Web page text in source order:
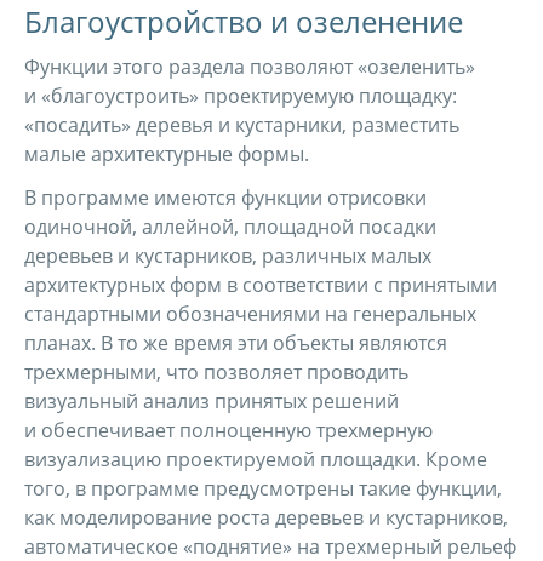
Благоустройство и озеленение
Функции этого раздела позволяют «озеленить»
и «благоустроить» проектируемую площадку:
«посадить» деревья и кустарники, разместить
малые архитектурные формы.
В программе имеются функции отрисовки
одиночной, аллейной, площадной посадки
деревьев и кустарников, различных малых
архитектурных форм в соответствии с принятыми
стандартными обозначениями на генеральных
планах. В то же время эти объекты являются
трехмерными, что позволяет проводить
визуальный анализ принятых решений
и обеспечивает полноценную трехмерную
визуализацию проектируемой площадки. Кроме
того, в программе предусмотрены такие функции,
как моделирование роста деревьев и кустарников,
автоматическое «поднятие» на трехмерный рельеф